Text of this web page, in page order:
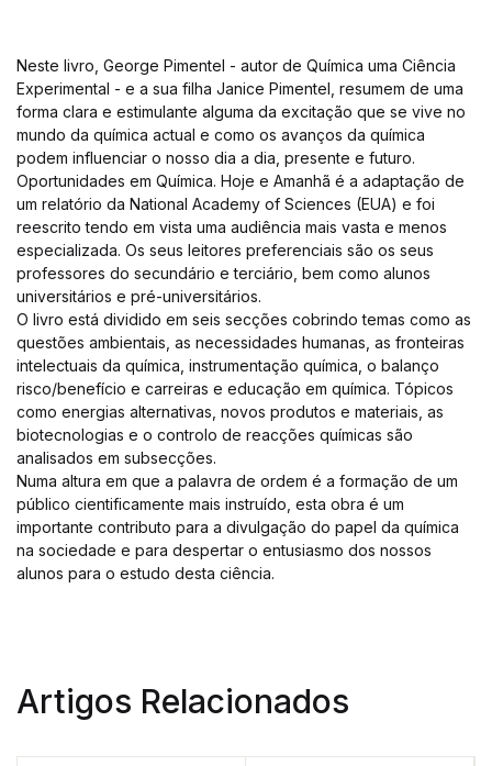
Neste livro, George Pimentel - autor de Química uma Ciência
Experimental - e a sua filha Janice Pimentel, resumem de uma
forma clara e estimulante alguma da excitação que se vive no
mundo da química actual e como os avanços da química
podem influenciar o nosso dia a dia, presente e futuro.
Oportunidades em Química. Hoje e Amanhã é a adaptação de
um relatório da National Academy of Sciences (EUA) e foi
reescrito tendo em vista uma audiência mais vasta e menos
especializada. Os seus leitores preferenciais são os seus
professores do secundário e terciário, bem como alunos
universitários e pré-universitários.
O livro está dividido em seis secções cobrindo temas como as
questões ambientais, as necessidades humanas, as fronteiras
intelectuais da química, instrumentação química, o balanço
risco/benefício e carreiras e educação em química. Tópicos
como energias alternativas, novos produtos e materiais, as
biotecnologias e o controlo de reacções químicas são
analisados em subsecções.
Numa altura em que a palavra de ordem é a formação de um
público cientificamente mais instruído, esta obra é um
importante contributo para a divulgação do papel da química
na sociedade e para despertar o entusiasmo dos nossos
alunos para o estudo desta ciência.
Artigos Relacionados